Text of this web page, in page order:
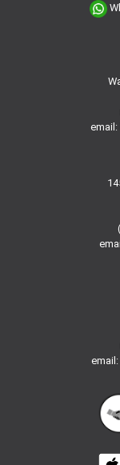
email:
email: